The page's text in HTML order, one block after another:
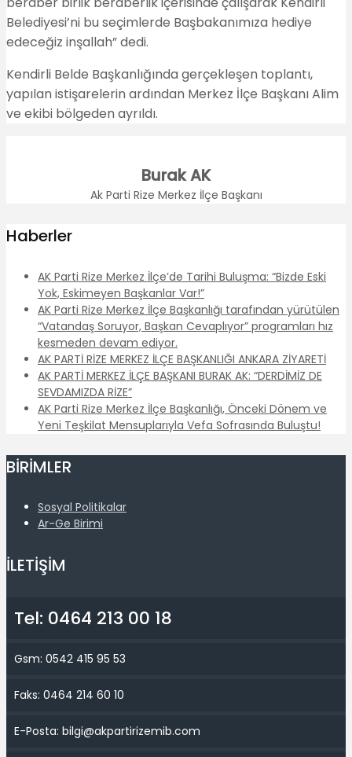
Belediyesi’ni bu seçimlerde Başbakanımıza hediye
edeceğiz inşallah” dedi.
Kendirli Belde Başkanlığında gerçekleşen toplantı,
yapılan istişarelerin ardından Merkez İlçe Başkanı Alim
ve ekibi bölgeden ayrıldı.
Burak AK
Ak Parti Rize Merkez İlçe Başkanı
Haberler
AK Parti Rize Merkez İlçe’de Tarihi Buluşma: “Bizde Eski
Yok, Eskimeyen Başkanlar Var!”
AK Parti Rize Merkez İlçe Başkanlığı tarafından yürütülen
“Vatandaş Soruyor, Başkan Cevaplıyor” programları hız
kesmeden devam ediyor.
AK PARTİ RİZE MERKEZ İLÇE BAŞKANLIĞI ANKARA ZİYARETİ
AK PARTİ MERKEZ İLÇE BAŞKANI BURAK AK: “DERDİMİZ DE
SEVDAMIZDA RİZE”
AK Parti Rize Merkez İlçe Başkanlığı, Önceki Dönem ve
Yeni Teşkilat Mensuplarıyla Vefa Sofrasında Buluştu!
BİRİMLER
Sosyal Politikalar
Ar-Ge Birimi
İLETİŞİM
Tel: 0464 213 00 18
Gsm: 0542 415 95 53
Faks: 0464 214 60 10
E-Posta: bilgi@akpartirizemib.com